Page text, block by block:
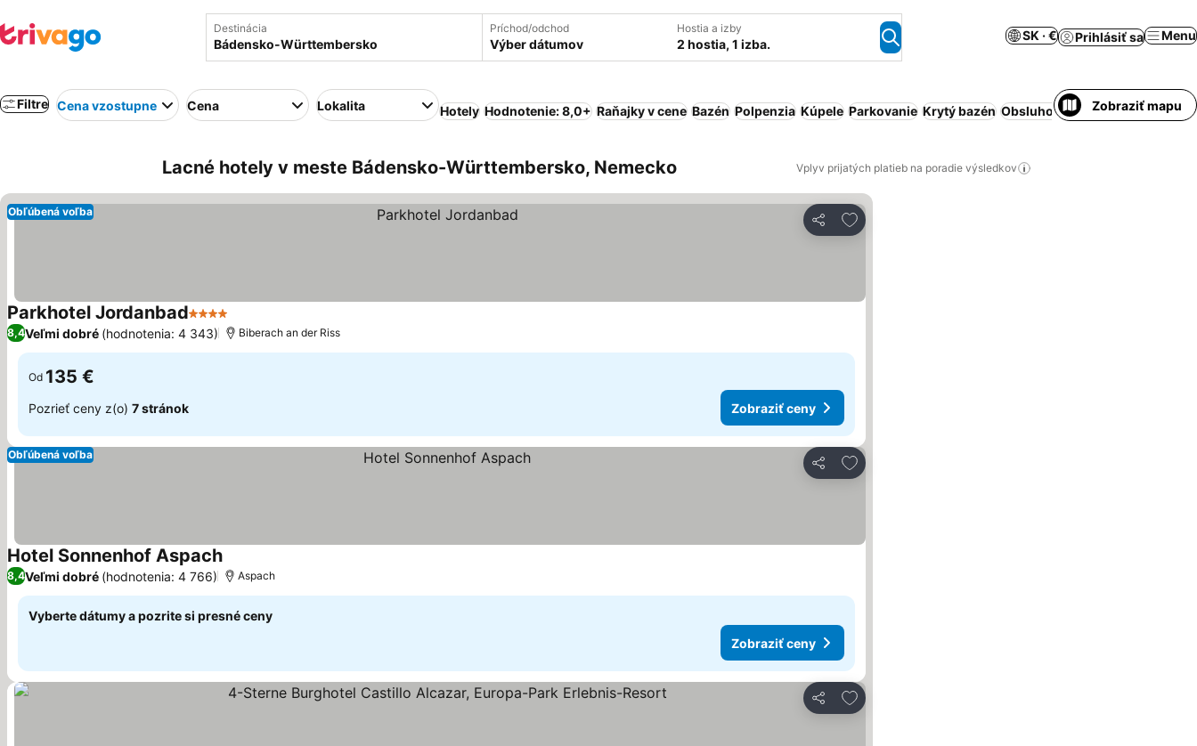
Destinácia Príchod/odchod
Výber dátumov
Hostia a izby
2 hostia, 1 izba.
SK · € Prihlásiť sa Menu
Filtre Cena vzostupne Cena Lokalita Hotely Hodnotenie: 8,0+ Raňajky v cene Bazén Polpenzia Kúpele Parkovanie Krytý bazén Obsluhovaný apartmán Sauna
Zobraziť mapu
Lacné hotely v meste Bádensko-Württembersko, Nemecko Vplyv prijatých platieb na poradie výsledkov
Zdieľať
Pridať do obľúbených
Obľúbená voľba
Parkhotel Jordanbad4 Počet hviezdičiek
8,4Veľmi dobré (hodnotenia: 4 343) Biberach an der Riss
Od 135 €
Pozrieť ceny z(o) 7 stránok Zobraziť ceny
Zdieľať
Pridať do obľúbených
Obľúbená voľba
Hotel Sonnenhof Aspach
8,4Veľmi dobré (hodnotenia: 4 766) Aspach
Vyberte dátumy a pozrite si presné ceny
Zobraziť ceny
Zdieľať
Pridať do obľúbených